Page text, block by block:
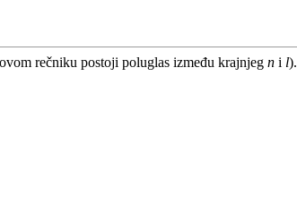
rečniku postoji poluglas između krajnjeg n i l